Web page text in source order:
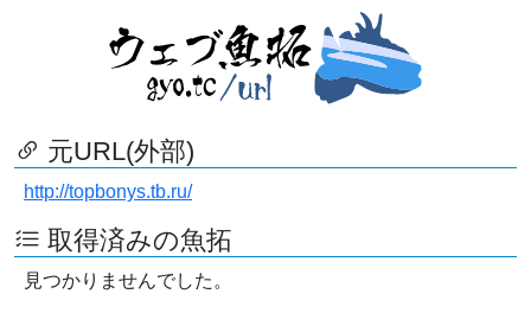
元URL(外部)
http://topbonys.tb.ru/
取得済みの魚拓
見つかりませんでした。